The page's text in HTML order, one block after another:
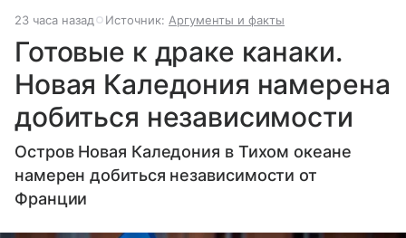
23 часа назад Источник: Аргументы и факты
Готовые к драке канаки.
Новая Каледония намерена
добиться независимости
Остров Новая Каледония в Тихом океане
намерен добиться независимости от
Франции